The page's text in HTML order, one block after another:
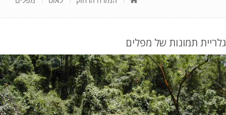
גלריית תמונות של מפלים